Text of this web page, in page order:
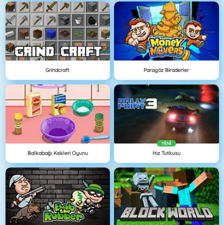
Grindcraft Paragöz Biraderler
Balkabağı Kekleri Oyunu
YENI
Hız Tutkusu